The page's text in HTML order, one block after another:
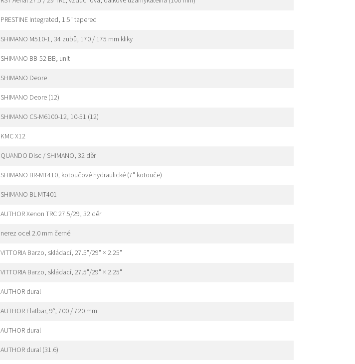
PRESTINE Integrated, 1.5" tapered
SHIMANO M510-1, 34 zubů, 170 / 175 mm kliky
SHIMANO BB-52 BB, unit
SHIMANO Deore
SHIMANO Deore (12)
SHIMANO CS-M6100-12, 10-51 (12)
KMC X12
QUANDO Disc / SHIMANO, 32 děr
SHIMANO BR-MT410, kotoučové hydraulické (7" kotouče)
SHIMANO BL MT401
AUTHOR Xenon TRC 27.5/29, 32 děr
nerez ocel 2.0 mm černé
VITTORIA Barzo, skládací, 27.5"/29" × 2.25"
VITTORIA Barzo, skládací, 27.5"/29" × 2.25"
AUTHOR dural
AUTHOR Flatbar, 9°, 700 / 720 mm
AUTHOR dural
AUTHOR dural (31.6)